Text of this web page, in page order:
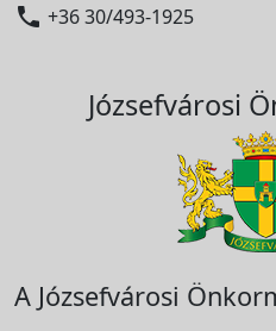
 +36 30/493-1925
Józsefvárosi
A Józsefvárosi